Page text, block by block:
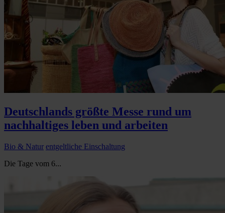
Deutschlands größte Messe rund um
nachhaltiges leben und arbeiten
Bio & Natur entgeltliche Einschaltung
Die Tage vom 6...